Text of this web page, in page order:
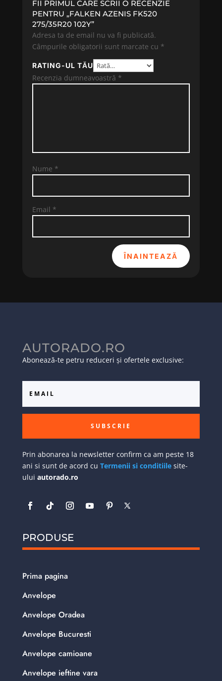
FII PRIMUL CARE SCRII O RECENZIE
PENTRU „FALKEN AZENIS FK520
275/35R20 102Y”
Adresa ta de email nu va fi publicată.
Câmpurile obligatorii sunt marcate cu *
RATING-UL TĂU
Recenzia dumneavoastră *
Nume *
Email *
ÎNAINTEAZĂ
AUTORADO.RO
Abonează-te petru reduceri și ofertele exclusive:
SUBSCRIE
Prin abonarea la newsletter confirm ca am peste 18
ani si sunt de acord cu Termenii si conditiilesite-
ului autorado.ro
PRODUSE
Prima pagina
Anvelope
Anvelope Oradea
Anvelope Bucuresti
Anvelope camioane
Anvelope ieftine vara